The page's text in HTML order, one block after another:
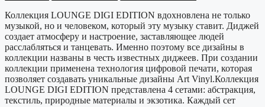
Коллекция LOUNGE DIGI EDITION вдохновлена не только
музыкой, но и человеком, который эту музыку ставит. Диджей
создает атмосферу и настроение, заставляющее людей
расслабляться и танцевать. Именно поэтому все дизайны в
коллекции названы в честь известных диджеев. При создании
коллекции применена технология цифровой печати, которая
позволяет создавать уникальные дизайны Art Vinyl.Коллекция
LOUNGE DIGI EDITION представлена 4 сетами: абстракция,
текстиль, природные материалы и экзотика. Каждый сет